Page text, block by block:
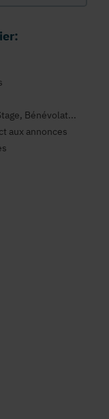
Bénévolat...
aux annonces